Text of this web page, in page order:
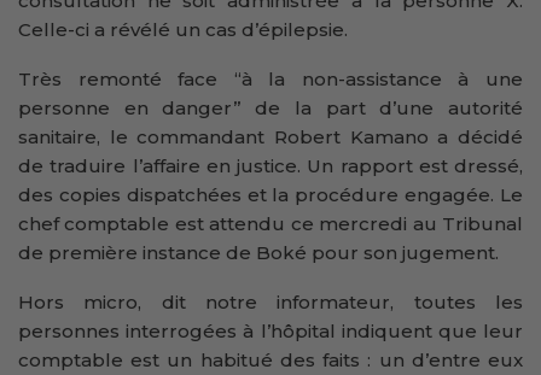
Celle-ci a révélé un cas d’épilepsie.
Très remonté face ‘‘à la non-assistance à une
personne en danger’’ de la part d’une autorité
sanitaire, le commandant Robert Kamano a décidé
de traduire l’affaire en justice. Un rapport est dressé,
des copies dispatchées et la procédure engagée. Le
chef comptable est attendu ce mercredi au Tribunal
de première instance de Boké pour son jugement.
Hors micro, dit notre informateur, toutes les
personnes interrogées à l’hôpital indiquent que leur
comptable est un habitué des faits : un d’entre eux